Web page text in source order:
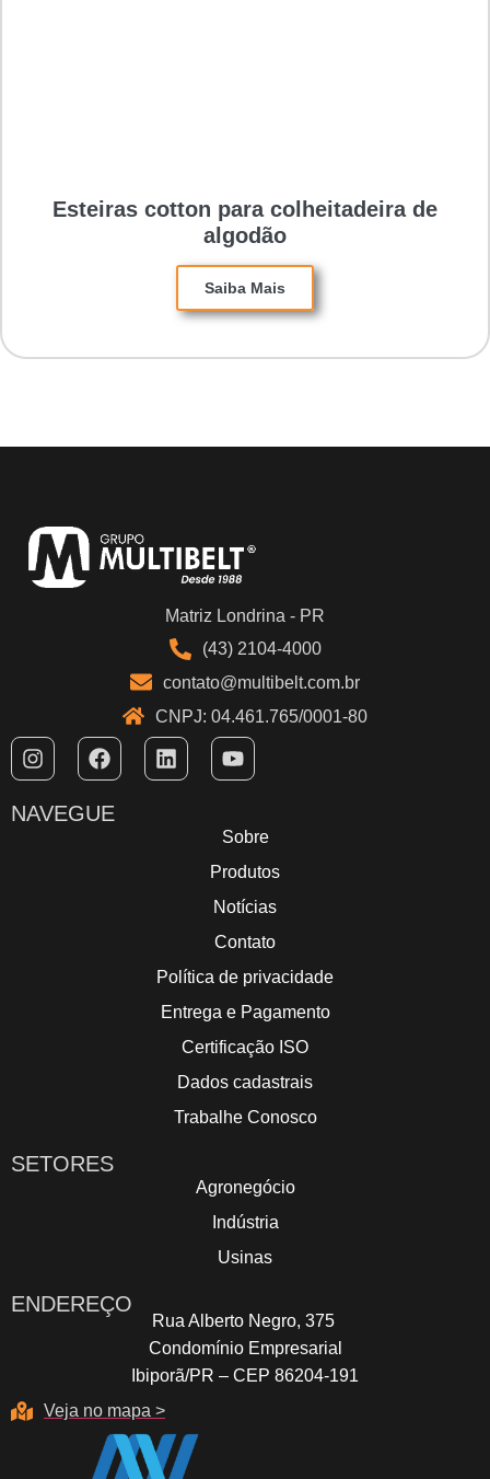
Esteiras cotton para colheitadeira de
algodão
Saiba Mais
Matriz Londrina - PR
(43) 2104-4000
contato@multibelt.com.br
CNPJ: 04.461.765/0001-80
NAVEGUE
Sobre
Produtos
Notícias
Contato
Política de privacidade
Entrega e Pagamento
Certificação ISO
Dados cadastrais
Trabalhe Conosco
SETORES
Agronegócio
Indústria
Usinas
ENDEREÇO
Rua Alberto Negro, 375
Condomínio Empresarial
Ibiporã/PR – CEP 86204-191
Veja no mapa >